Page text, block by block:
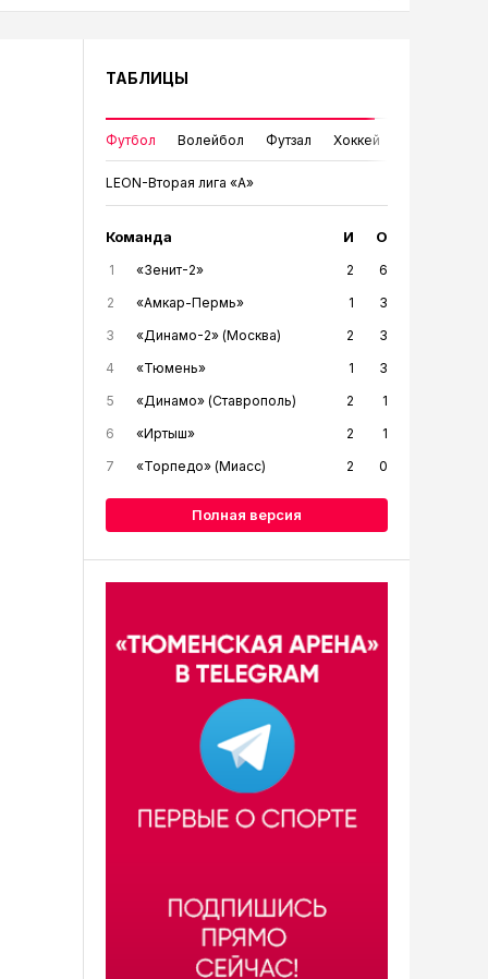
ТАБЛИЦЫ
Футбол Волейбол Футзал Хоккей
LEON-Вторая лига «А»
Команда И О
1 «Зенит-2» 2
6
2
«Амкар-Пермь» 1
3
3
«Динамо-2» (Москва) 2
3
4
«Тюмень» 1
3
5
«Динамо» (Ставрополь) 2
1
6
«Иртыш» 2
1
7
«Торпедо» (Миасс) 2 0
Полная версия